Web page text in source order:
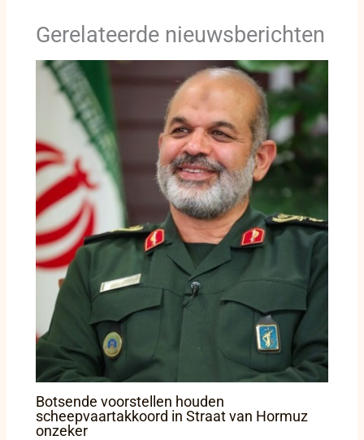
Gerelateerde nieuwsberichten
Botsende voorstellen houden
scheepvaartakkoord in Straat van Hormuz
onzeker